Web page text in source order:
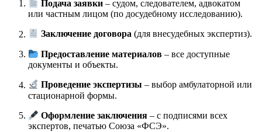
Подача заявки – судом, следователем, адвокатом
или частным лицом (по досудебному исследованию).
Заключение договора (для внесудебных экспертиз).
Предоставление материалов – все доступные
документы и объекты.
Проведение экспертизы – выбор амбулаторной или
стационарной формы.
Оформление заключения – с подписями всех
экспертов, печатью Союза «ФСЭ».